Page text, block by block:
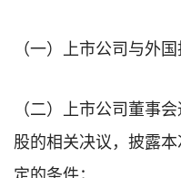
（一）上市公司与外
（二）上市公司董事
股的相关决议，披露
定的条件；